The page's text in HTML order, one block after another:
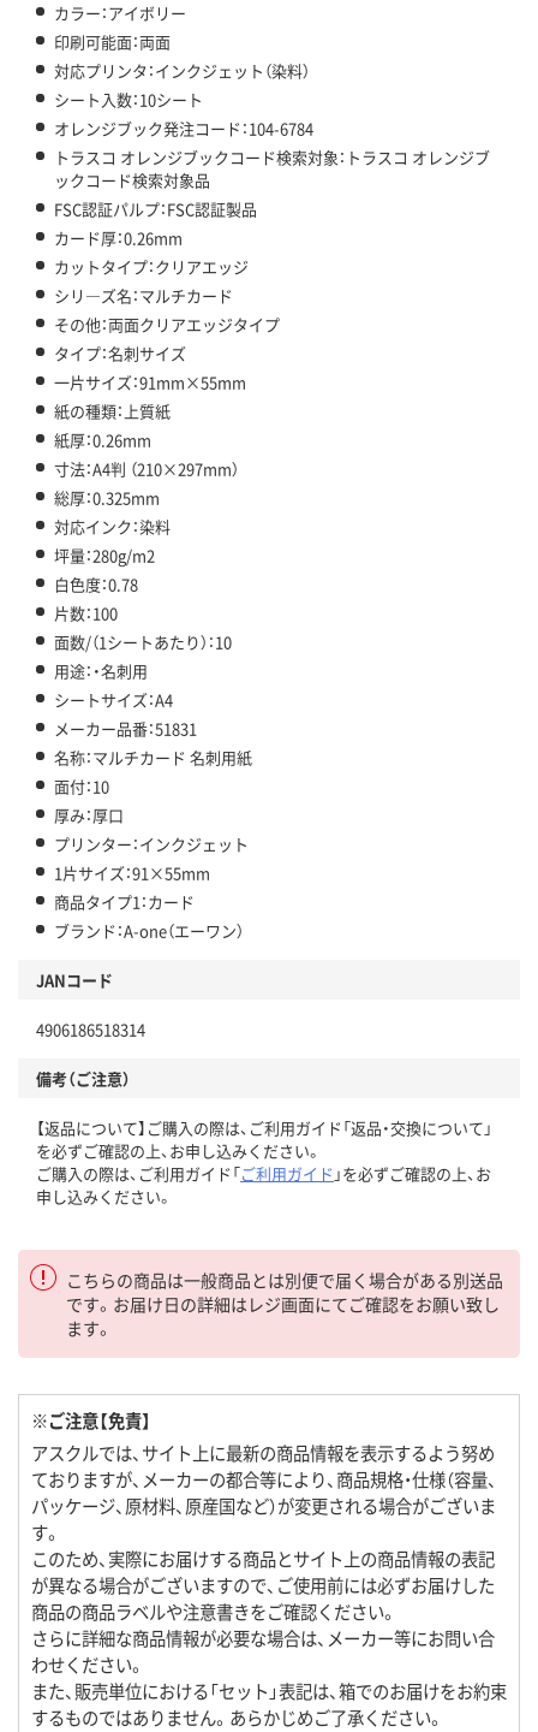
カラー：アイボリー
印刷可能面：両面
対応プリンタ：インクジェット（染料）
シート入数：10シート
オレンジブック発注コード：104-6784
トラスコ オレンジブックコード検索対象：トラスコ オレンジブ
ックコード検索対象品
FSC認証パルプ：FSC認証製品
カード厚：0.26mm
カットタイプ：クリアエッジ
シリ―ズ名：マルチカード
その他：両面クリアエッジタイプ
タイプ：名刺サイズ
一片サイズ：91mm×55mm
紙の種類：上質紙
紙厚：0.26mm
寸法：A4判 （210×297mm）
総厚：0.325mm
対応インク：染料
坪量：280g/m2
白色度：0.78
片数：100
面数/（1シートあたり）：10
用途：・名刺用
シートサイズ：A4
メーカー品番：51831
名称：マルチカード 名刺用紙
面付：10
厚み：厚口
プリンター：インクジェット
1片サイズ：91×55mm
商品タイプ1：カード
ブランド：A-one（エーワン）
JANコード
4906186518314
備考（ご注意）
【返品について】ご購入の際は、ご利用ガイド「返品・交換について」
を必ずご確認の上、お申し込みください。
ご購入の際は、ご利用ガイド「ご利用ガイド 」を必ずご確認の上、お
申し込みください。
こちらの商品は一般商品とは別便で届く場合がある別送品
です。お届け日の詳細はレジ画面にてご確認をお願い致し
ます。
※ご注意【免責】
アスクルでは、サイト上に最新の商品情報を表示するよう努め
ておりますが、メーカーの都合等により、商品規格・仕様（容量、
パッケージ、原材料、原産国など）が変更される場合がございま
す。
このため、実際にお届けする商品とサイト上の商品情報の表記
が異なる場合がございますので、ご使用前には必ずお届けした
商品の商品ラベルや注意書きをご確認ください。
さらに詳細な商品情報が必要な場合は、メーカー等にお問い合
わせください。
また、販売単位における「セット」表記は、箱でのお届けをお約束
するものではありません。あらかじめご了承ください。